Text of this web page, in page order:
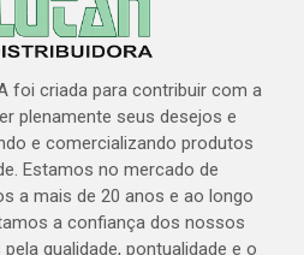
foi criada para contribuir com a
plenamente seus desejos e
e comercializando produtos
Estamos no mercado de
a mais de 20 anos e ao longo
a confiança dos nossos
qualidade, pontualidade e o